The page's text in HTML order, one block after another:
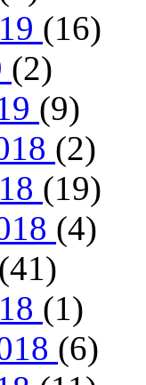
(16)
(2)
(9)
(2)
(19)
(4)
(41)
(1)
(6)